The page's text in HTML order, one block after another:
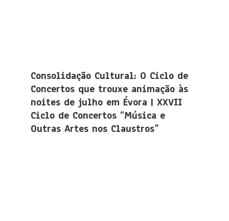
Consolidação Cultural: O Ciclo de
Concertos que trouxe animação às
noites de julho em Évora | XXVII
Ciclo de Concertos “Música e
Outras Artes nos Claustros”